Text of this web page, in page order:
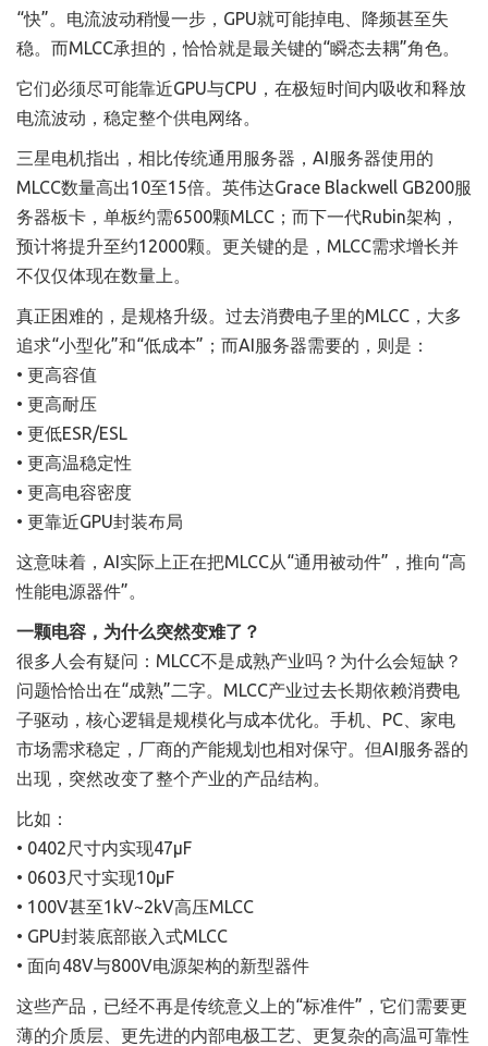
“快”。电流波动稍慢一步，GPU就可能掉电、降频甚至失
稳。而MLCC承担的，恰恰就是最关键的“瞬态去耦”角色。
它们必须尽可能靠近GPU与CPU，在极短时间内吸收和释放
电流波动，稳定整个供电网络。
三星电机指出，相比传统通用服务器，AI服务器使用的
MLCC数量高出10至15倍。英伟达Grace Blackwell GB200服
务器板卡，单板约需6500颗MLCC；而下一代Rubin架构，
预计将提升至约12000颗。更关键的是，MLCC需求增长并
不仅仅体现在数量上。
真正困难的，是规格升级。过去消费电子里的MLCC，大多
追求“小型化”和“低成本”；而AI服务器需要的，则是：
• 更高容值
• 更高耐压
• 更低ESR/ESL
• 更高温稳定性
• 更高电容密度
• 更靠近GPU封装布局
这意味着，AI实际上正在把MLCC从“通用被动件”，推向“高
性能电源器件”。
一颗电容，为什么突然变难了？
很多人会有疑问：MLCC不是成熟产业吗？为什么会短缺？
问题恰恰出在“成熟”二字。MLCC产业过去长期依赖消费电
子驱动，核心逻辑是规模化与成本优化。手机、PC、家电
市场需求稳定，厂商的产能规划也相对保守。但AI服务器的
出现，突然改变了整个产业的产品结构。
比如：
• 0402尺寸内实现47µF
• 0603尺寸实现10µF
• 100V甚至1kV~2kV高压MLCC
• GPU封装底部嵌入式MLCC
• 面向48V与800V电源架构的新型器件
这些产品，已经不再是传统意义上的“标准件”，它们需要更
薄的介质层、更先进的内部电极工艺、更复杂的高温可靠性